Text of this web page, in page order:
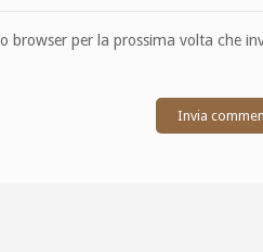
browser per la prossima volta che